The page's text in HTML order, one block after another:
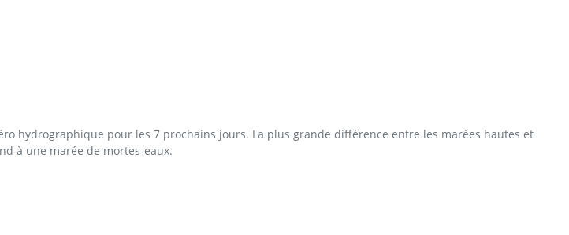
hydrographique pour les 7 prochains jours. La plus grande différence entre les marées hautes et
à une marée de mortes-eaux.